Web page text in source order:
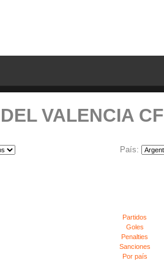
VALENCIA CF
País:
Partidos
Goles
Penalties
Sanciones
Por país